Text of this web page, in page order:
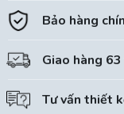
Bảo hàng
Giao hàng
Tư vấn thiết